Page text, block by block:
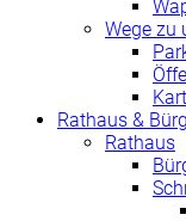
Wege zu
Rathaus &
Rathaus